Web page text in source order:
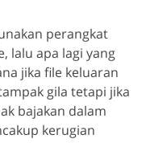
perangkat
lalu apa lagi yang
jika file keluaran
gila tetapi jika
bajakan dalam
kerugian